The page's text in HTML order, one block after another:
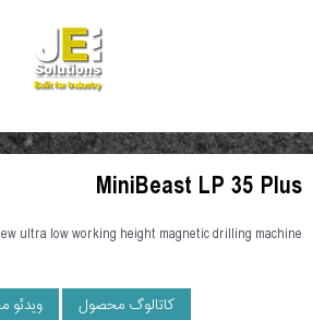
MiniBeast LP 35 Plus
ultra low working height magnetic drilling machine
کاتالوگ محصول